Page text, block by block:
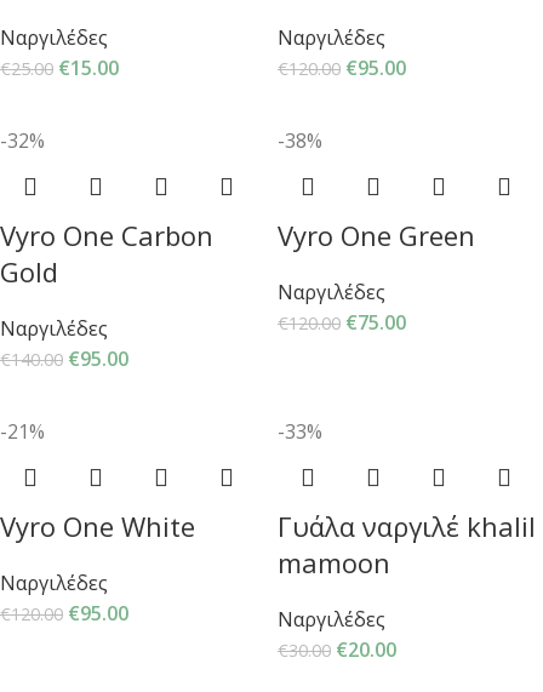
Ναργιλέδες
€25.00 €15.00
Ναργιλέδες
€120.00 €95.00
-32%
Vyro One Carbon
Gold
Ναργιλέδες
€140.00 €95.00
-38%
Vyro One Green
Ναργιλέδες
€120.00 €75.00
-21%
Vyro One White
Ναργιλέδες
€120.00 €95.00
-33%
Γυάλα ναργιλέ khalil
mamoon
Ναργιλέδες
€30.00 €20.00